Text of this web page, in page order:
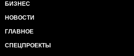
БИЗНЕС
НОВОСТИ
ГЛАВНОЕ
СПЕЦПРОЕКТЫ